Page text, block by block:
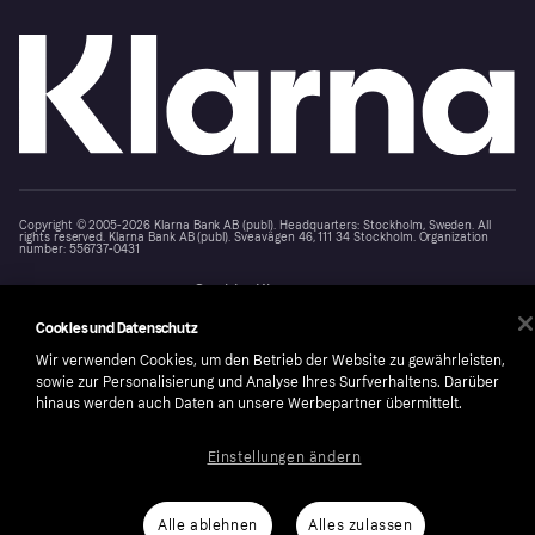
Copyright © 2005-2026 Klarna Bank AB (publ). Headquarters: Stockholm, Sweden. All
rights reserved. Klarna Bank AB (publ). Sveavägen 46, 111 34 Stockholm. Organization
number: 556737-0431
CookiesKlarna.com
Cookies und Datenschutz
Wir verwenden Cookies, um den Betrieb der Website zu gewährleisten,
sowie zur Personalisierung und Analyse Ihres Surfverhaltens. Darüber
hinaus werden auch Daten an unsere Werbepartner übermittelt.
Alle ablehnen Alles zulassen
Einstellungen ändern